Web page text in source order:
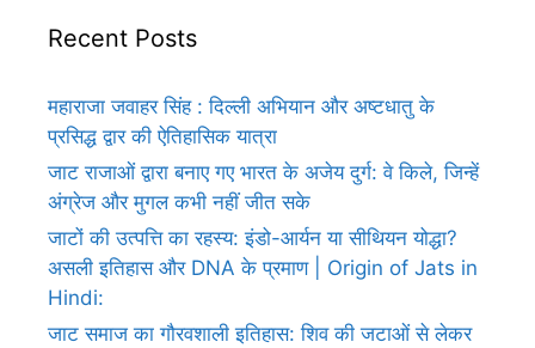
Recent Posts
महाराजा जवाहर सिंह : दिल्ली अभियान और अष्टधातु के
प्रसिद्ध द्वार की ऐतिहासिक यात्रा
जाट राजाओं द्वारा बनाए गए भारत के अजेय दुर्ग: वे किले, जिन्हें
अंग्रेज और मुगल कभी नहीं जीत सके
जाटों की उत्पत्ति का रहस्य: इंडो-आर्यन या सीथियन योद्धा?
असली इतिहास और DNA के प्रमाण | Origin of Jats in
Hindi:
जाट समाज का गौरवशाली इतिहास: शिव की जटाओं से लेकर